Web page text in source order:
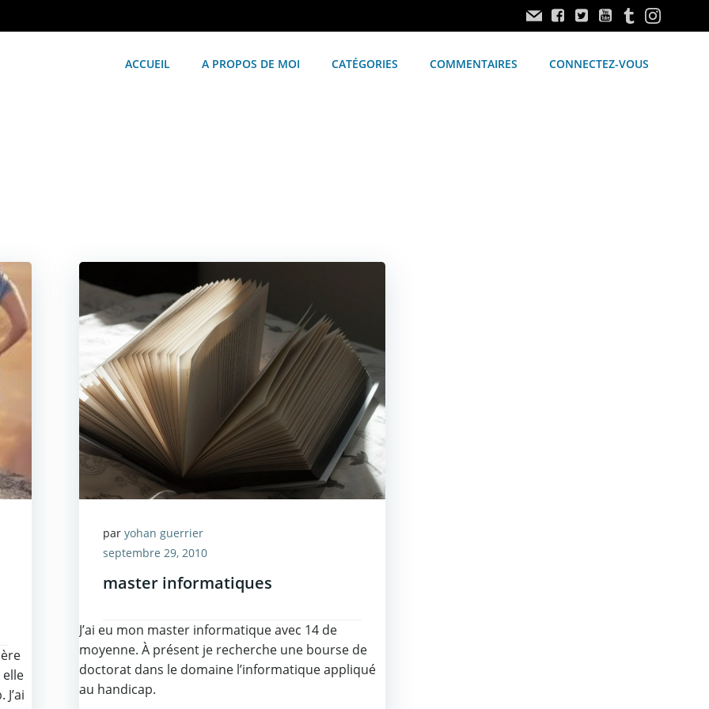
ACCUEIL A PROPOS DE MOI CATÉGORIES COMMENTAIRES CONNECTEZ-VOUS
elle
par yohan guerrier
septembre 29, 2010
master informatiques
J’ai eu mon master informatique avec 14 de
moyenne. À présent je recherche une bourse de
doctorat dans le domaine l’informatique appliqué
au handicap.